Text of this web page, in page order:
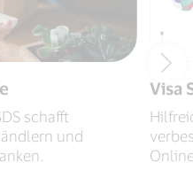
schafft
und
Visa